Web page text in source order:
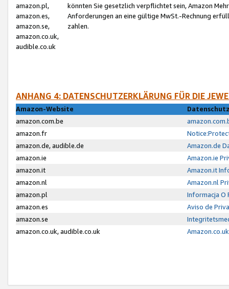
amazon.pl,
amazon.es,
amazon.se,
amazon.co.uk,
audible.co.uk
könnten Sie gesetzlich verpflichtet sein, Amazon
Anforderungen an eine gültige MwSt.-Rechnung
zahlen.
ANHANG 4: DATENSCHUTZERKLÄRUNG FÜR DIE
Amazon-Website
amazon.com.be
amazon.fr
amazon.de, audible.de
Amazon.de
amazon.ie
Amazon.ie
amazon.it
Amazon.it
amazon.nl
Amazon.nl
amazon.pl
Informacja O
amazon.es
Aviso de
amazon.se
amazon.co.uk, audible.co.uk